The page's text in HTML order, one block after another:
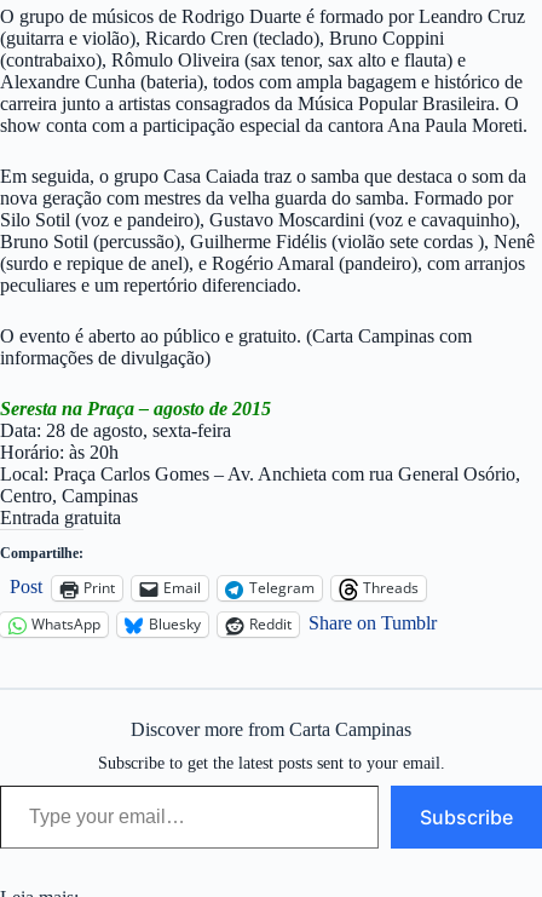
O grupo de músicos de Rodrigo Duarte é formado por Leandro Cruz
(guitarra e violão), Ricardo Cren (teclado), Bruno Coppini
(contrabaixo), Rômulo Oliveira (sax tenor, sax alto e flauta) e
Alexandre Cunha (bateria), todos com ampla bagagem e histórico de
carreira junto a artistas consagrados da Música Popular Brasileira. O
show conta com a participação especial da cantora Ana Paula Moreti.
Em seguida, o grupo Casa Caiada traz o samba que destaca o som da
nova geração com mestres da velha guarda do samba. Formado por
Silo Sotil (voz e pandeiro), Gustavo Moscardini (voz e cavaquinho),
Bruno Sotil (percussão), Guilherme Fidélis (violão sete cordas ), Nenê
(surdo e repique de anel), e Rogério Amaral (pandeiro), com arranjos
peculiares e um repertório diferenciado.
O evento é aberto ao público e gratuito. (Carta Campinas com
informações de divulgação)
Seresta na Praça – agosto de 2015
Data: 28 de agosto, sexta-feira
Horário: às 20h
Local: Praça Carlos Gomes – Av. Anchieta com rua General Osório,
Centro, Campinas
Entrada gratuita
Compartilhe:
Post Print Email Telegram
Threads
WhatsApp
Bluesky Reddit Share on Tumblr
Discover more from Carta Campinas
Subscribe to get the latest posts sent to your email.
Type your email…
Subscribe